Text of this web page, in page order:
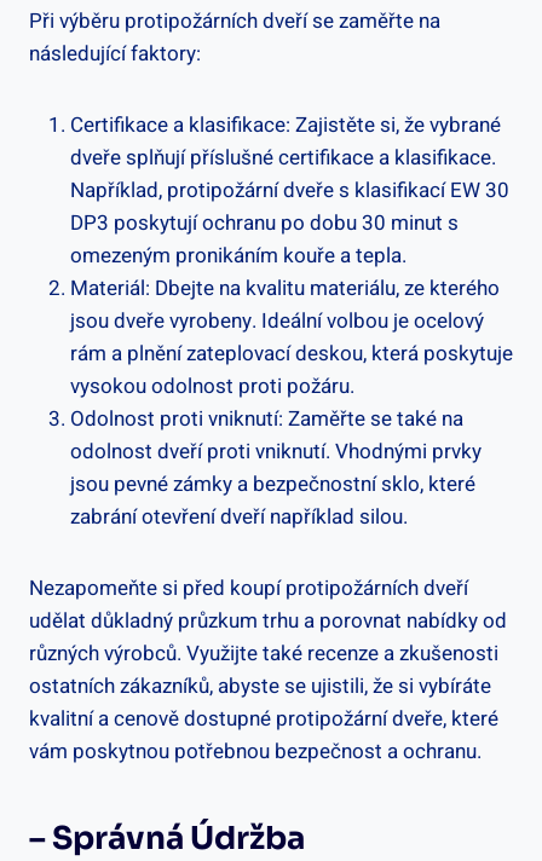
Při výběru protipožárních dveří se zaměřte na
následující faktory:
Certifikace a klasifikace: Zajistěte si, že vybrané
dveře splňují příslušné certifikace a klasifikace.
Například, protipožární dveře s klasifikací EW 30
DP3 poskytují ochranu po dobu 30 minut s
omezeným pronikáním kouře a tepla.
Materiál: Dbejte na kvalitu materiálu, ze kterého
jsou dveře vyrobeny. Ideální volbou je ocelový
rám a plnění zateplovací deskou, která poskytuje
vysokou odolnost proti požáru.
Odolnost proti vniknutí: Zaměřte se také na
odolnost dveří proti vniknutí. Vhodnými prvky
jsou pevné zámky a bezpečnostní sklo, které
zabrání otevření dveří například silou.
Nezapomeňte si před koupí protipožárních dveří
udělat důkladný průzkum trhu a porovnat nabídky od
různých výrobců. Využijte také recenze a zkušenosti
ostatních zákazníků, abyste se ujistili, že si vybíráte
kvalitní a cenově dostupné protipožární dveře, které
vám poskytnou potřebnou bezpečnost a ochranu.
– Správná Údržba